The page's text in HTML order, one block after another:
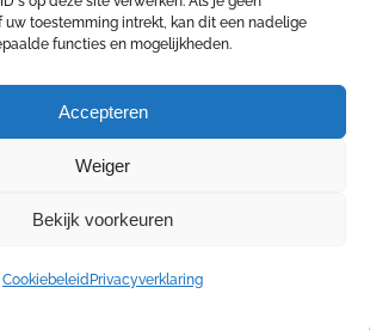
toestemming intrekt, kan dit een nadelige
functies en mogelijkheden.
Accepteren
Weiger
Bekijk voorkeuren
Cookiebeleid Privacyverklaring
2026 4 SAFE | Goswinstraat 14 - 8570